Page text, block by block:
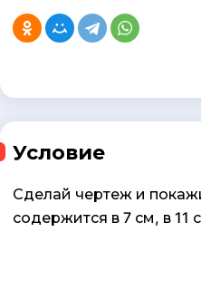
Условие
Сделай чертеж и
содержится в 7 см, в 11